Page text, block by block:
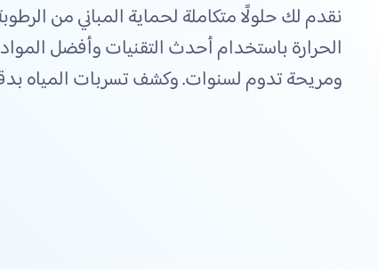
نقدم لك حلولًا متكاملة لحماية المباني من
الحرارة باستخدام أحدث التقنيات وأفضل
ومريحة تدوم لسنوات. وكشف تسربات المياه